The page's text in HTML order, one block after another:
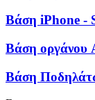
Βάση iPhone -
Βάση οργάνου
Βάση